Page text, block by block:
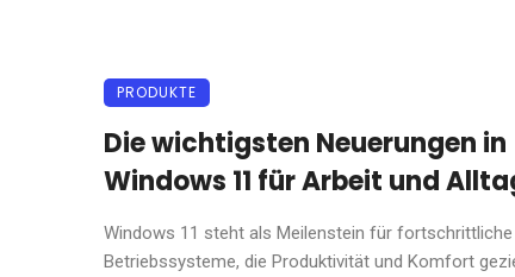
PRODUKTE
Die wichtigsten Neuerungen in
Windows 11 für Arbeit und
Windows 11 steht als Meilenstein für fortschrittliche
Betriebssysteme, die Produktivität und Komfort